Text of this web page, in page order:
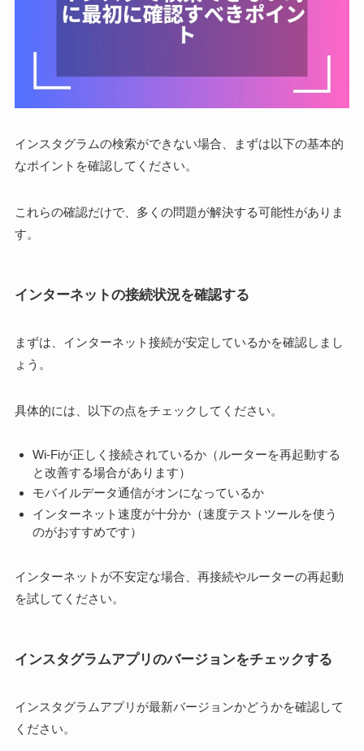
インスタグラムの検索ができない場合、まずは以下の基本的
なポイントを確認してください。
これらの確認だけで、多くの問題が解決する可能性がありま
す。
インターネットの接続状況を確認する
まずは、インターネット接続が安定しているかを確認しまし
ょう。
具体的には、以下の点をチェックしてください。
Wi-Fiが正しく接続されているか（ルーターを再起動する
と改善する場合があります）
モバイルデータ通信がオンになっているか
インターネット速度が十分か（速度テストツールを使う
のがおすすめです）
インターネットが不安定な場合、再接続やルーターの再起動
を試してください。
インスタグラムアプリのバージョンをチェックする
インスタグラムアプリが最新バージョンかどうかを確認して
ください。